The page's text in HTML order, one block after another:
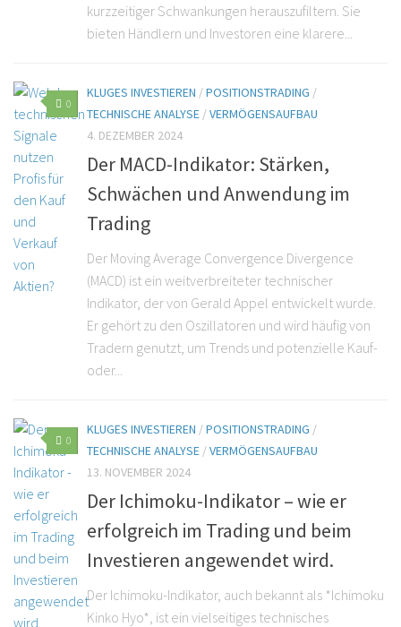
kurzzeitiger Schwankungen herauszufiltern. Sie
bieten Händlern und Investoren eine klarere...
0
KLUGES INVESTIEREN /POSITIONSTRADING /
TECHNISCHE ANALYSE /VERMÖGENSAUFBAU
4. DEZEMBER 2024
Der MACD-Indikator: Stärken,
Schwächen und Anwendung im
Trading
Der Moving Average Convergence Divergence
(MACD) ist ein weitverbreiteter technischer
Indikator, der von Gerald Appel entwickelt wurde.
Er gehört zu den Oszillatoren und wird häufig von
Tradern genutzt, um Trends und potenzielle Kauf-
oder...
0
KLUGES INVESTIEREN /POSITIONSTRADING /
TECHNISCHE ANALYSE /VERMÖGENSAUFBAU
13. NOVEMBER 2024
Der Ichimoku-Indikator – wie er
erfolgreich im Trading und beim
Investieren angewendet wird.
Der Ichimoku-Indikator, auch bekannt als *Ichimoku
Kinko Hyo*, ist ein vielseitiges technisches